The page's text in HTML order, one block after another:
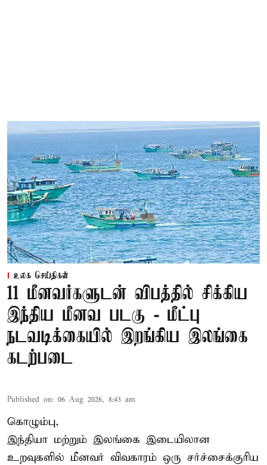
உலக செய்திகள்
11 மீனவர்களுடன் விபத்தில் சிக்கிய
இந்திய மீனவ படகு - மீட்பு
நடவடிக்கையில் இறங்கிய இலங்கை
கடற்படை
Published on: 06 Aug 2026, 8:43 am
கொழும்பு,
இந்தியா மற்றும் இலங்கை இடையிலான
உறவுகளில் மீனவர் விவகாரம் ஒரு சர்ச்சைக்குரிய